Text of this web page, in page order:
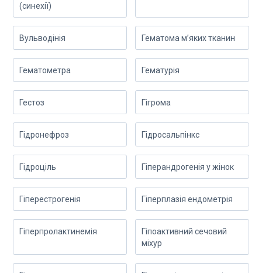
(синехії)
Вульводінія Гематома м’яких тканин
Гематометра Гематурія
Гестоз Гігрома
Гідронефроз Гідросальпінкс
Гідроціль Гіперандрогенія у жінок
Гіперестрогенія Гіперплазія ендометрія
Гіперпролактинемія
Гіпоактивний сечовий
міхур